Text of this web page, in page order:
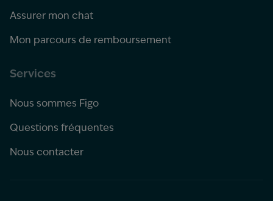
Assurer mon chat
Mon parcours de remboursement
Services
Nous sommes Figo
Questions fréquentes
Nous contacter